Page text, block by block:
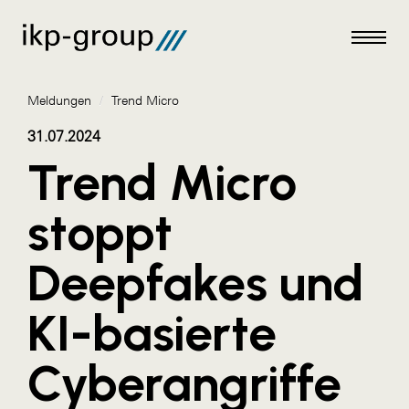
Meldungen
AKTUELLES
ACO
ALEX Krems
Amazon Web Services
Artweger
AustroCel Hallein
Meldungen / Trend Micro
31.07.2024
Trend Micro
stoppt
Deepfakes und
KI-basierte
Cyberangriffe